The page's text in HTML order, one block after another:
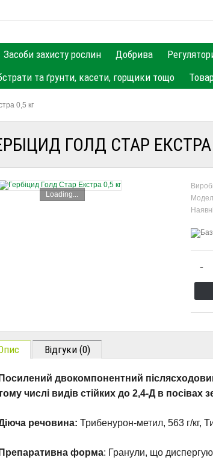
Засоби захисту рослин Добрива
та ґрунти, касети, горщики тощо
0,5 кг
ГОЛД СТАР ЕКСТРА
Loading...
Відгуки (0)
Посилений двокомпонентний
числі видів стійких до 2,4-Д в посівах
речовина: Трибенурон-метил, 563 г/кг,
Препаративна форма: Гранули, що